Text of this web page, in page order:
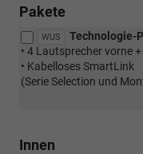
Pakete
WUS
Technologie-
• 4 Lautsprecher vorne
• Kabelloses SmartLink
(Serie Selection und
Innen